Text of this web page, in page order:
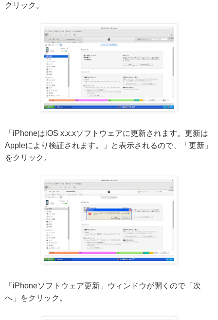
クリック。
「iPhoneはiOS x.x.xソフトウェアに更新されます。更新は
Appleにより検証されます。」と表示されるので、「更新」
をクリック。
「iPhoneソフトウェア更新」ウィンドウが開くので「次
へ」をクリック。